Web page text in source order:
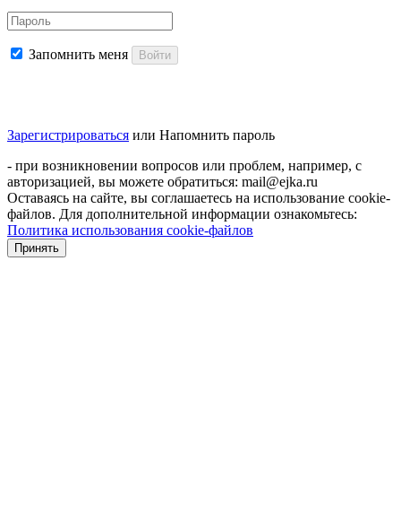
Запомнить меня Войти
Зарегистрироваться или Напомнить пароль
- при возникновении вопросов или проблем, например, с
авторизацией, вы можете обратиться: mail@ejka.ru
Оставаясь на сайте, вы соглашаетесь на использование cookie-
файлов. Для дополнительной информации ознакомьтесь:
Политика использования cookie-файлов
Принять